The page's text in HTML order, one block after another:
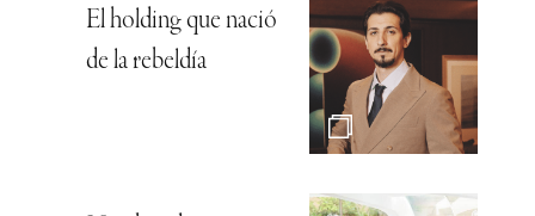
El holding que nació
de la rebeldía